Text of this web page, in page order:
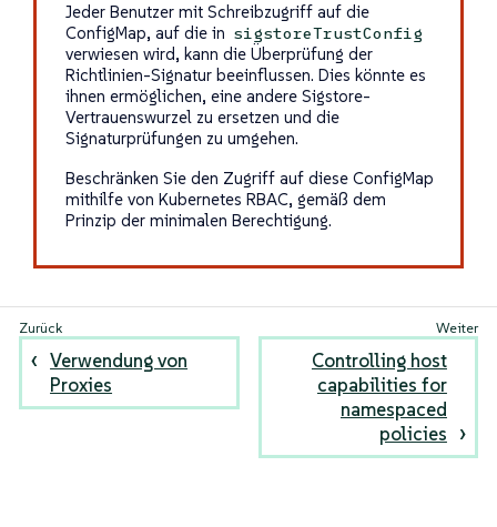
Jeder Benutzer mit Schreibzugriff auf die
ConfigMap, auf die in sigstoreTrustConfig
verwiesen wird, kann die Überprüfung der
Richtlinien-Signatur beeinflussen. Dies könnte es
ihnen ermöglichen, eine andere Sigstore-
Vertrauenswurzel zu ersetzen und die
Signaturprüfungen zu umgehen.
Beschränken Sie den Zugriff auf diese ConfigMap
mithilfe von Kubernetes RBAC, gemäß dem
Prinzip der minimalen Berechtigung.
Verwendung von
Proxies
Controlling host
capabilities for
namespaced
policies